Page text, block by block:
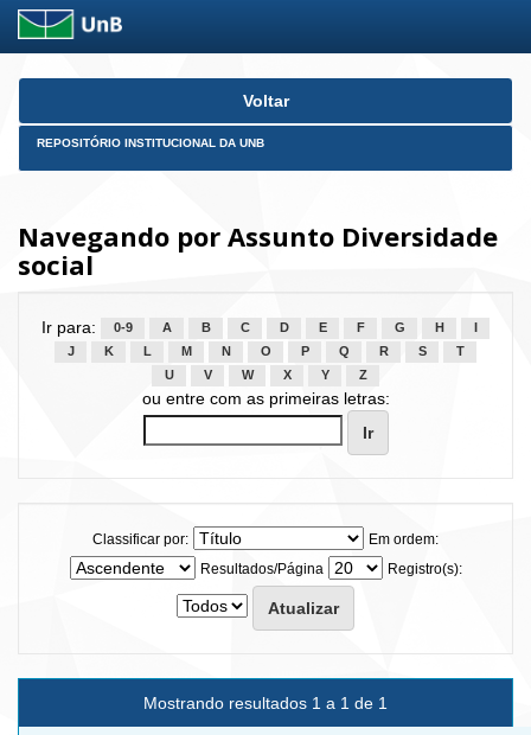
Skip
Voltar
REPOSITÓRIO INSTITUCIONAL DA UNB
Navegando por Assunto Diversidade
social
Ir para: 0-9 A B C D E F G H
J
K L M N O P Q R S
T
U
V W X Y Z
ou entre com as primeiras letras:
Classificar por:
Em ordem:
Resultados/Página
Registro(s):
Mostrando resultados 1 a 1 de 1